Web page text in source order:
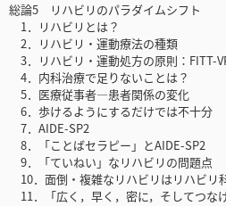
総論5 リハビリのパラダイムシフト
1．リハビリとは？
2．リハビリ・運動療法の種類
3．リハビリ・運動処方の原則：FITT-
4．内科治療で足りないことは？
5．医療従事者―患者関係の変化
6．歩けるようにするだけでは不十分
7．AIDE-SP2
8．「ことばセラピー」とAIDE-SP2
9．「ていねい」なリハビリの問題点
10．面倒・複雑なリハビリはリハビリ
11．「広く，早く，密に，そしてつな